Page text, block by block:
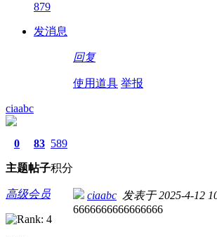
879
发消息
回复
使用道具 举报
ciaabc
0
主题
83
帖子
589
积分
高级会员 ciaabc 发表于 2025-4-12
6666666666666666